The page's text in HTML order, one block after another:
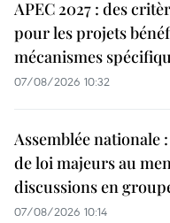
APEC 2027 : des
pour les projets
mécanismes
07/08/2026 10:32
Assemblée nationale
de loi majeurs au
discussions en
07/08/2026 10:14